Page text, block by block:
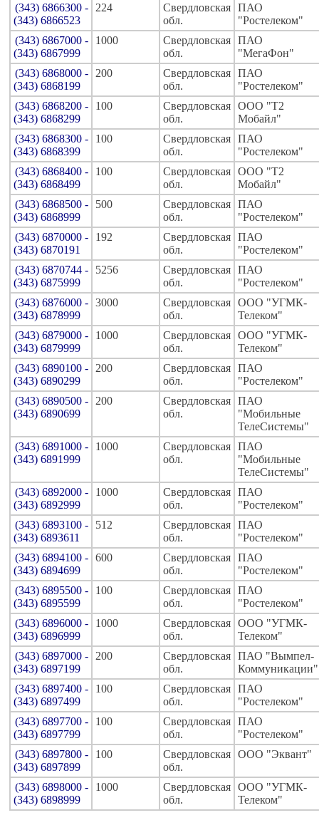
(343) 6866300 -
(343) 6866523
224
Свердловская
обл.
ПАО
"Ростелеком"
(343) 6867000 -
(343) 6867999
1000
Свердловская
обл.
ПАО
"МегаФон"
(343) 6868000 -
(343) 6868199
200
Свердловская
обл.
ПАО
"Ростелеком"
(343) 6868200 -
(343) 6868299
100
Свердловская
обл.
ООО "Т2
Мобайл"
(343) 6868300 -
(343) 6868399
100
Свердловская
обл.
ПАО
"Ростелеком"
(343) 6868400 -
(343) 6868499
100
Свердловская
обл.
ООО "Т2
Мобайл"
(343) 6868500 -
(343) 6868999
500
Свердловская
обл.
ПАО
"Ростелеком"
(343) 6870000 -
(343) 6870191
192
Свердловская
обл.
ПАО
"Ростелеком"
(343) 6870744 -
(343) 6875999
5256
Свердловская
обл.
ПАО
"Ростелеком"
(343) 6876000 -
(343) 6878999
3000
Свердловская
обл.
ООО "УГМК-
Телеком"
(343) 6879000 -
(343) 6879999
1000
Свердловская
обл.
ООО "УГМК-
Телеком"
(343) 6890100 -
(343) 6890299
200
Свердловская
обл.
ПАО
"Ростелеком"
(343) 6890500 -
(343) 6890699
200
Свердловская
обл.
ПАО
"Мобильные
ТелеСистемы"
(343) 6891000 -
(343) 6891999
1000
Свердловская
обл.
ПАО
"Мобильные
ТелеСистемы"
(343) 6892000 -
(343) 6892999
1000
Свердловская
обл.
ПАО
"Ростелеком"
(343) 6893100 -
(343) 6893611
512
Свердловская
обл.
ПАО
"Ростелеком"
(343) 6894100 -
(343) 6894699
600
Свердловская
обл.
ПАО
"Ростелеком"
(343) 6895500 -
(343) 6895599
100
Свердловская
обл.
ПАО
"Ростелеком"
(343) 6896000 -
(343) 6896999
1000
Свердловская
обл.
ООО "УГМК-
Телеком"
(343) 6897000 -
(343) 6897199
200
Свердловская
обл.
ПАО "Вымпел-
Коммуникации"
(343) 6897400 -
(343) 6897499
100
Свердловская
обл.
ПАО
"Ростелеком"
(343) 6897700 -
(343) 6897799
100
Свердловская
обл.
ПАО
"Ростелеком"
(343) 6897800 -
(343) 6897899
100
Свердловская
обл.
ООО "Эквант"
(343) 6898000 -
(343) 6898999
1000
Свердловская
обл.
ООО "УГМК-
Телеком"